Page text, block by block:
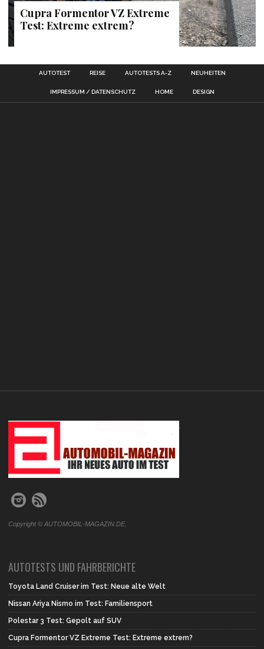
Cupra Formentor VZ Extreme
Test: Extreme extrem?
AUTOTEST REISE AUTOTESTS A-Z NEUHEITEN
IMPRESSUM / DATENSCHUTZ HOME DESIGN
.
Copyright © AUTOMOBIL-MAGAZIN.DE.
AUTOTESTS UND FAHRBERICHTE
Toyota Land Cruiser im Test: Neue alte Welt
Nissan Ariya Nismo im Test: Familiensport
Polestar 3 Test: Gepolt auf SUV
Cupra Formentor VZ Extreme Test: Extreme extrem?